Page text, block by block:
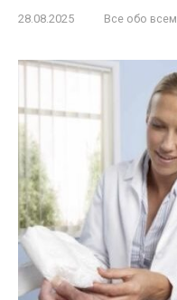
28.08.2025 Все обо всем